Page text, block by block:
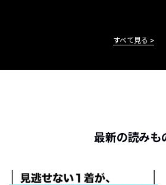
すべて見る
最新の読みも